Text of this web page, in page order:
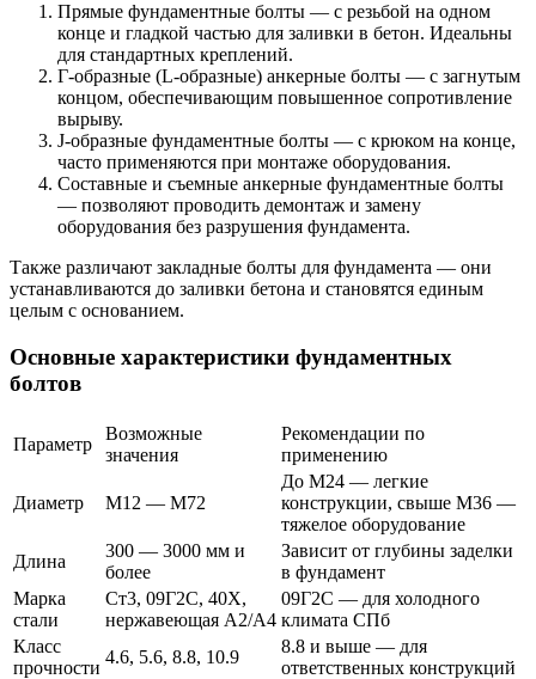
Прямые фундаментные болты — с резьбой на одном
конце и гладкой частью для заливки в бетон. Идеальны
для стандартных креплений.
Г-образные (L-образные) анкерные болты — с загнутым
концом, обеспечивающим повышенное сопротивление
вырыву.
J-образные фундаментные болты — с крюком на конце,
часто применяются при монтаже оборудования.
Составные и съемные анкерные фундаментные болты
— позволяют проводить демонтаж и замену
оборудования без разрушения фундамента.
Также различают закладные болты для фундамента — они
устанавливаются до заливки бетона и становятся единым
целым с основанием.
Основные характеристики фундаментных
болтов
Параметр
Возможные
значения
Рекомендации по
применению
Диаметр М12 — М72
До М24 — легкие
конструкции, свыше М36 —
тяжелое оборудование
Длина
300 — 3000 мм и
более
Зависит от глубины заделки
в фундамент
Марка
стали
Ст3, 09Г2С, 40Х,
нержавеющая A2/A4
09Г2С — для холодного
климата СПб
Класс
прочности
4.6, 5.6, 8.8, 10.9
8.8 и выше — для
ответственных конструкций